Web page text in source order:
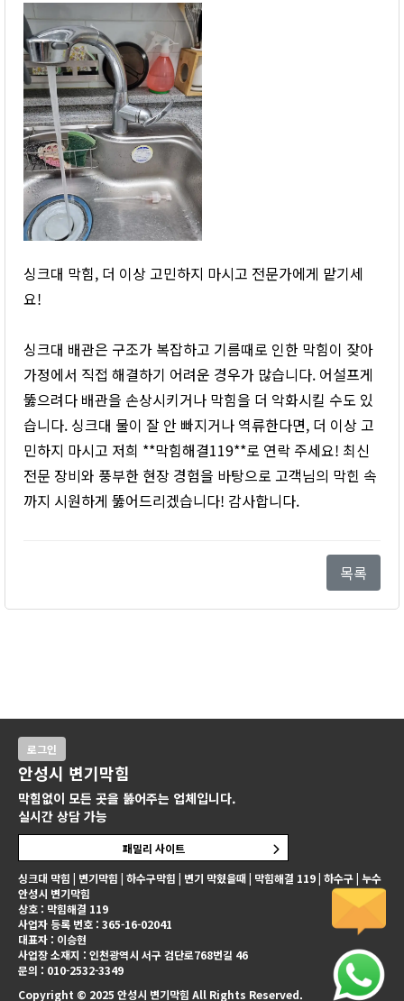
싱크대 막힘, 더 이상 고민하지 마시고 전문가에게 맡기세
요!
싱크대 배관은 구조가 복잡하고 기름때로 인한 막힘이 잦아
가정에서 직접 해결하기 어려운 경우가 많습니다. 어설프게
뚫으려다 배관을 손상시키거나 막힘을 더 악화시킬 수도 있
습니다. 싱크대 물이 잘 안 빠지거나 역류한다면, 더 이상 고
민하지 마시고 저희 **막힘해결119**로 연락 주세요! 최신
전문 장비와 풍부한 현장 경험을 바탕으로 고객님의 막힌 속
까지 시원하게 뚫어드리겠습니다! 감사합니다.
목록
싱크대 막힘 | 변기막힘 | 하수구막힘 | 변기 막혔을때 | 막힘해결 119 | 하수구 | 누수
안성시 변기막힘
상호 : 막힘해결 119
사업자 등록 번호 : 365-16-02041
대표자 : 이승현
사업장 소재지 : 인천광역시 서구 검단로768번길 46
문의 : 010-2532-3349
Copyright © 2025 안성시 변기막힘 All Rights Reserved.
로그인
안성시 변기막힘
막힘없이 모든 곳을 뚫어주는 업체입니다.
실시간 상담 가능
패밀리 사이트